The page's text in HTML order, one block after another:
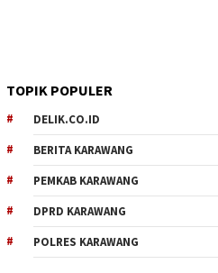
TOPIK POPULER
DELIK.CO.ID
BERITA KARAWANG
PEMKAB KARAWANG
DPRD KARAWANG
POLRES KARAWANG